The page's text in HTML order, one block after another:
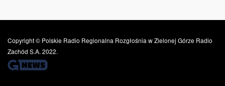
Copyright © Polskie Radio Regionalna Rozgłośnia w Zielonej Górze Radio
Zachód S.A. 2022.